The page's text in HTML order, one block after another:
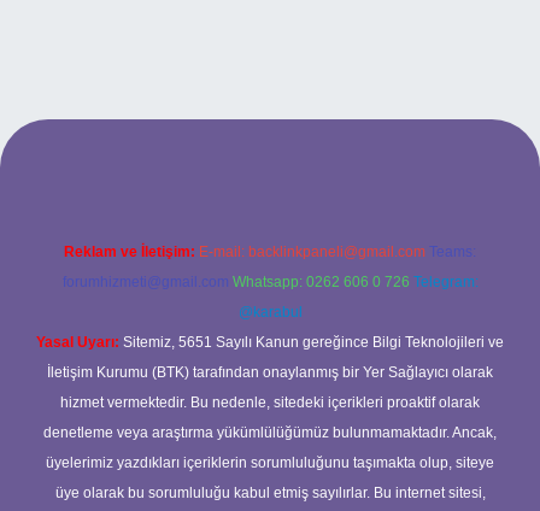
Reklam ve İletişim: E-mail: backlinkpaneli@gmail.com Teams:
forumhizmeti@gmail.com Whatsapp: 0262 606 0 726 Telegram:
@karabul
Yasal Uyarı: Sitemiz, 5651 Sayılı Kanun gereğince Bilgi Teknolojileri ve
İletişim Kurumu (BTK) tarafından onaylanmış bir Yer Sağlayıcı olarak
hizmet vermektedir. Bu nedenle, sitedeki içerikleri proaktif olarak
denetleme veya araştırma yükümlülüğümüz bulunmamaktadır. Ancak,
üyelerimiz yazdıkları içeriklerin sorumluluğunu taşımakta olup, siteye
üye olarak bu sorumluluğu kabul etmiş sayılırlar. Bu internet sitesi,